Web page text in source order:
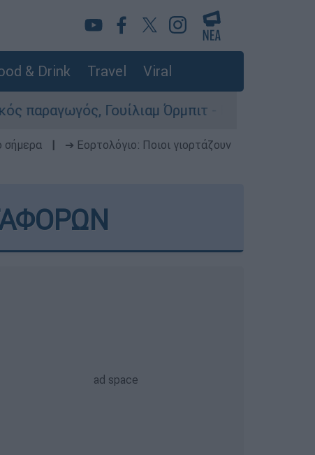
& Drink Travel Viral
Όρμπιτ - Η καθοριστική συμβολή του
σήμερα
➔ Εορτολόγιο: Ποιοι γιορτάζουν